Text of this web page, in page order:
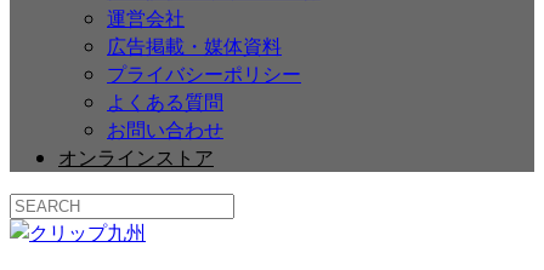
運営会社
広告掲載・媒体資料
プライバシーポリシー
よくある質問
お問い合わせ
オンラインストア